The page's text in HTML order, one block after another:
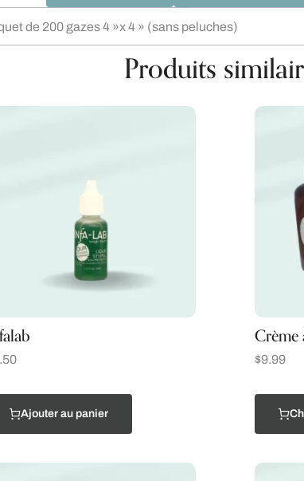
de 200 gazes 4 »x 4 » (sans peluches)
Produits
Ajouter au panier
$9.99